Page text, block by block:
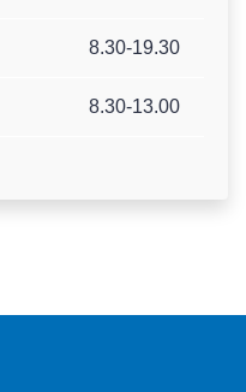
8.30-19.30
8.30-13.00